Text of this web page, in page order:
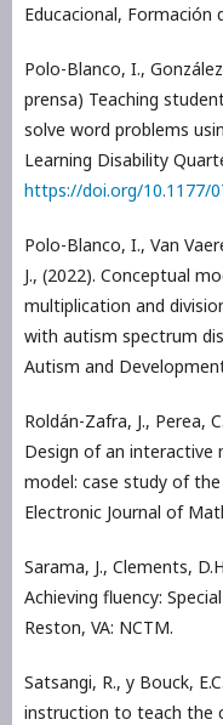
Educacional, Formación
Polo-Blanco, I.,
prensa) Teaching
solve word problems
Learning Disability
https://doi.org/10.1177/
Polo-Blanco, I., Van
J., (2022). Conceptual
multiplication and
with autism spectrum
Autism and
Roldán-Zafra, J., Perea,
Design of an interactive
model: case study of
Electronic Journal of
Sarama, J., Clements,
Achieving fluency:
Reston, VA: NCTM.
Satsangi, R., y Bouck,
instruction to teach the